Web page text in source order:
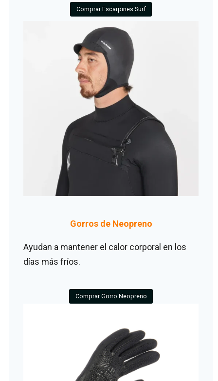
Comprar Escarpines Surf
Gorros de Neopreno
Ayudan a mantener el calor corporal en los
días más fríos.
Comprar Gorro Neopreno